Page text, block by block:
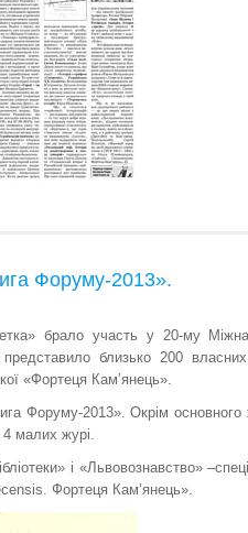
Форуму-2013».
брало участь у 20-му
близько 200
«Фортеця Кам’янець».
Форуму-2013». Окрім основного
малих журі.
і «Львовознавство»
Фортеця Кам’янець».